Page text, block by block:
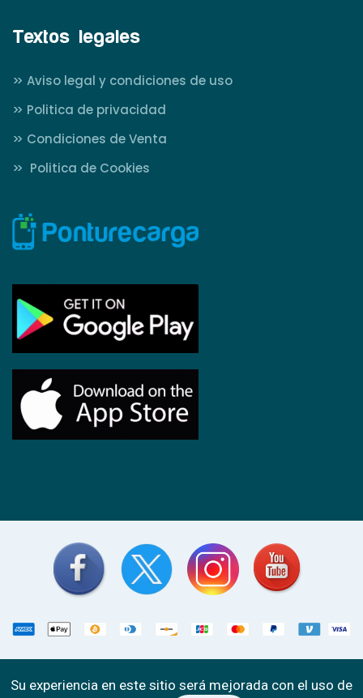
Textos legales
>> Aviso legal y condiciones de uso
>> Politica de privacidad
>> Condiciones de Venta
>>
Politica de Cookies
derechos reservados
Su experiencia en este sitio será mejorada con el uso de